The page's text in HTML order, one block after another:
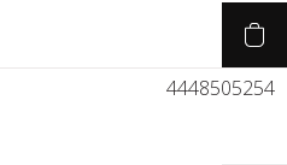
4448505254